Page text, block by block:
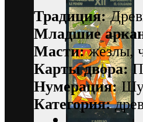
Традиция:
Младшие
Масти:жезлы,
Карты двора:
Нумерация:
Категория: